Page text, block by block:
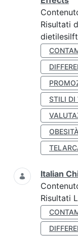
Risultati
STILI DI
Italian
Risultati